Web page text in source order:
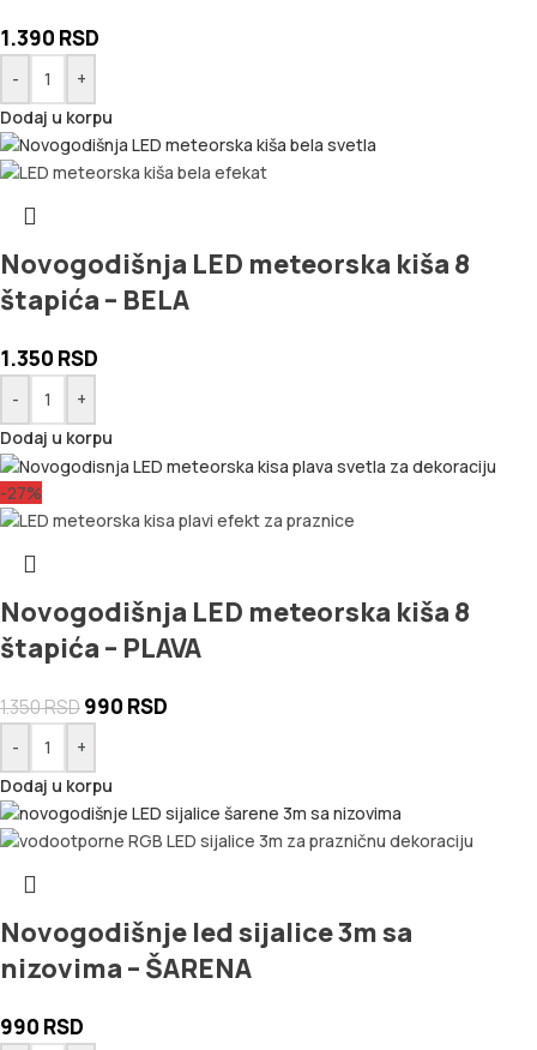
1.390 RSD
-
+
Dodaj u korpu
Novogodišnja LED meteorska kiša 8
štapića – BELA
1.350 RSD
-
+
Dodaj u korpu
-27%
Novogodišnja LED meteorska kiša 8
štapića – PLAVA
1.350RSD990 RSD
-
+
Dodaj u korpu
Novogodišnje led sijalice 3m sa
nizovima – ŠARENA
990 RSD